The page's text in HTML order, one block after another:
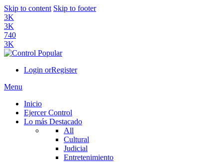
Skip to content Skip to footer
3K
3K
740
3K
Login orRegister
Menu
Inicio
Ejercer Control
Lo más Destacado
All
Cultural
Judicial
Entretenimiento